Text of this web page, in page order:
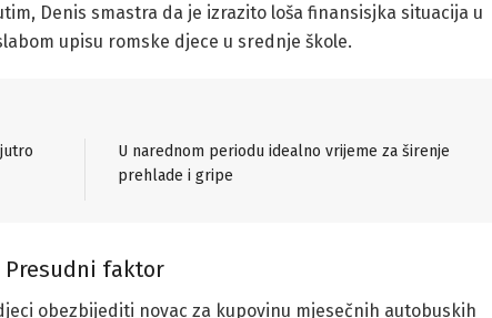
Denis smastra da je izrazito loša finansisjka situacija u
upisu romske djece u srednje škole.
U narednom periodu idealno vrijeme za širenje
prehlade i gripe
Presudni faktor
obezbijediti novac za kupovinu mjesečnih autobuskih